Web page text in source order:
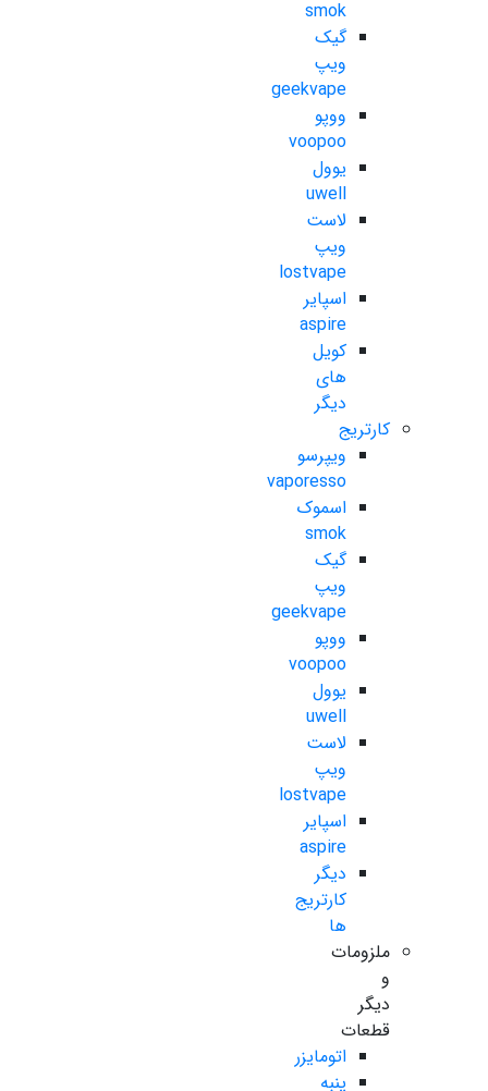
smok
گیک
ویپ
geekvape
ووپو
voopoo
یوول
uwell
لاست
ویپ
lostvape
اسپایر
aspire
کویل
های
دیگر
کارتریج
ویپرسو
vaporesso
اسموک
smok
گیک
ویپ
geekvape
ووپو
voopoo
یوول
uwell
لاست
ویپ
lostvape
اسپایر
aspire
دیگر
کارتریج
ها
ملزومات
و
دیگر
قطعات
اتومایزر
پنبه